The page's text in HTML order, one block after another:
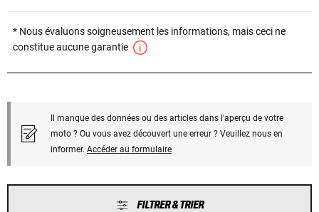
* Nous évaluons soigneusement les informations, mais ceci ne
constitue aucune garantie
Il manque des données ou des articles dans l'aperçu de votre
moto ? Ou vous avez découvert une erreur ? Veuillez nous en
informer. Accéder au formulaire
FILTRER & TRIER